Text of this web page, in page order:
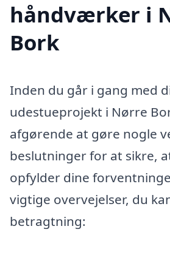
håndværker i
Bork
Inden du går i gang med
udestueprojekt i Nørre
afgørende at gøre nogle
beslutninger for at sikre,
opfylder dine
vigtige overvejelser, du
betragtning: